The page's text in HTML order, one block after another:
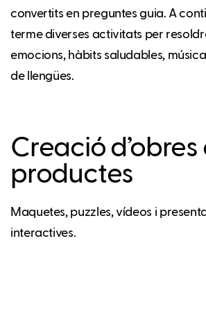
convertits en preguntes guia. A
terme diverses activitats per
emocions, hàbits saludables,
de llengües.
Creació d’obres
productes
Maquetes, puzzles, vídeos i
interactives.